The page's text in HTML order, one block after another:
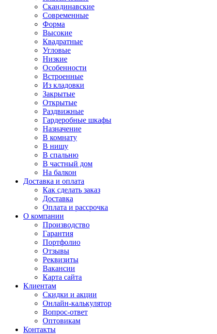
Скандинавские
Современные
Форма
Высокие
Квадратные
Угловые
Низкие
Особенности
Встроенные
Из кладовки
Закрытые
Открытые
Раздвижные
Гардеробные шкафы
Назначение
В комнату
В нишу
В спальню
В частный дом
На балкон
Доставка и оплата
Как сделать заказ
Доставка
Оплата и рассрочка
О компании
Производство
Гарантия
Портфолио
Отзывы
Реквизиты
Вакансии
Карта сайта
Клиентам
Скидки и акции
Онлайн-калькулятор
Вопрос-ответ
Оптовикам
Контакты